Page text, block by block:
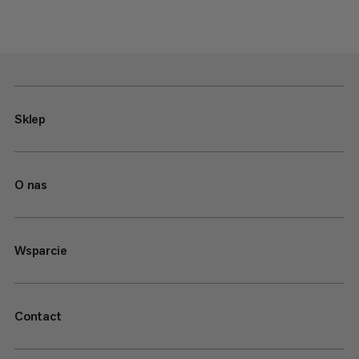
Sklep
O nas
Wsparcie
Contact